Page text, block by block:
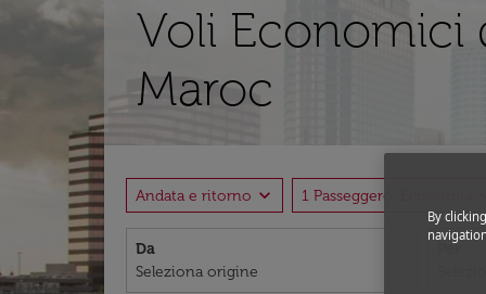
Voli Economici
Maroc
Andata e ritorno expand_more 1 Passeggero, Economia
Da Per
By